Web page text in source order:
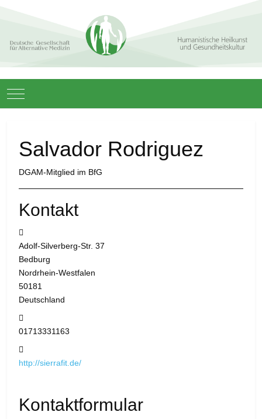
Mobile Menu Toggle
Salvador Rodriguez
DGAM-Mitglied im BfG
Kontakt
Adolf-Silverberg-Str. 37
Bedburg
Nordrhein-Westfalen
50181
Deutschland
01713331163
http://sierrafit.de/
Kontaktformular